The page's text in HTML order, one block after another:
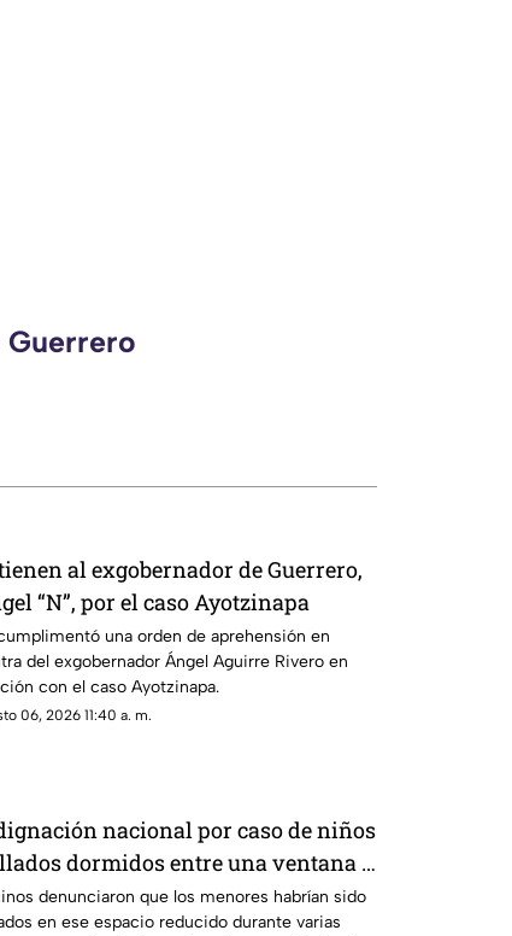
Guerrero
al exgobernador de Guerrero,
“N”, por el caso Ayotzinapa
una orden de aprehensión en
del exgobernador Ángel Aguirre Rivero en
con el caso Ayotzinapa.
06, 2026 11:40 a. m.
nacional por caso de niños
dormidos entre una ventana y
rejasdenunciaron que los menores habrían sido
en ese espacio reducido durante varias